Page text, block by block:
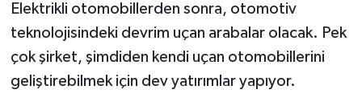
Elektrikli otomobillerden sonra, otomotiv
teknolojisindeki devrim uçan arabalar olacak. Pek
çok şirket, şimdiden kendi uçan otomobillerini
geliştirebilmek için dev yatırımlar yapıyor.